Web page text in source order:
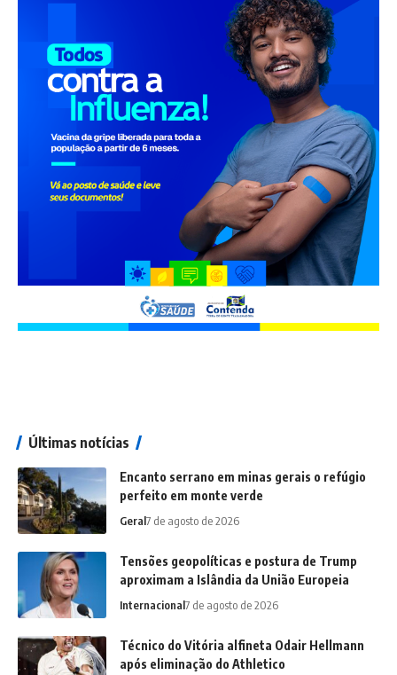
Últimas notícias
Encanto serrano em minas gerais o refúgio
perfeito em monte verde
Geral7 de agosto de 2026
Tensões geopolíticas e postura de Trump
aproximam a Islândia da União Europeia
Internacional7 de agosto de 2026
Técnico do Vitória alfineta Odair Hellmann
após eliminação do Athletico